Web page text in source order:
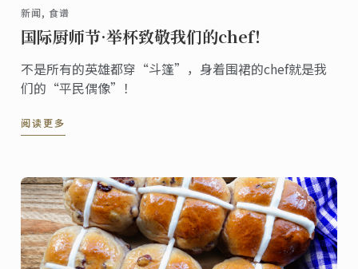
新闻, 食谱
国际厨师节·举杯致敬我们的chef！
不是所有的英雄都穿“斗篷”，身着围裙的chef就是我
们的“平民偶像”！
阅读更多